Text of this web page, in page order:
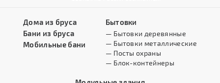
Дома из бруса
Бани из бруса
Мобильные бани
Бытовки
— Бытовки деревянные
— Бытовки металлические
— Посты охраны
— Блок-контейнеры